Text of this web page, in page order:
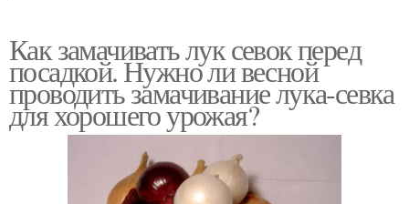
Как замачивать лук севок перед
посадкой. Нужно ли весной
проводить замачивание лука-севка
для хорошего урожая?